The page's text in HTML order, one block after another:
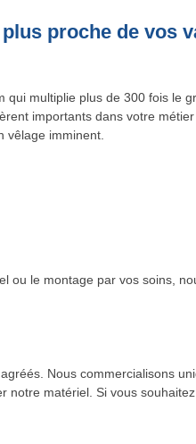
proche de vos
qui multiplie plus de 300 fois le
importants dans votre
vêlage imminent.
ou le montage par vos soins,
Nous commercialisons
notre matériel. Si vous